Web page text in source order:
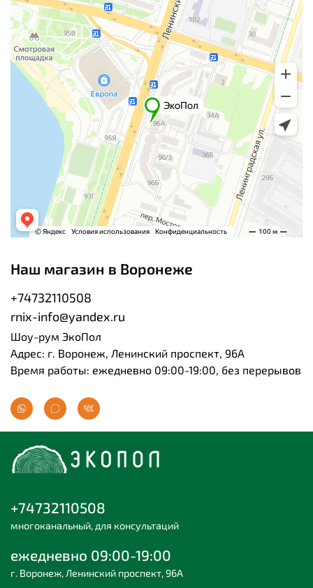
Наш магазин в Воронеже
+74732110508
rnix-info@yandex.ru
Шоу-рум ЭкоПол
Адрес: г. Воронеж, Ленинский проспект, 96А
Время работы: ежедневно 09:00-19:00, без перерывов
+74732110508
многоканальный, для консультаций
ежедневно 09:00-19:00
г. Воронеж, Ленинский проспект, 96А